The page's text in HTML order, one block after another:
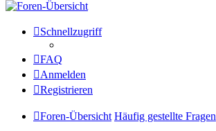
Schnellzugriff
FAQ
Anmelden
Registrieren
Foren-Übersicht Häufig gestellte Fragen